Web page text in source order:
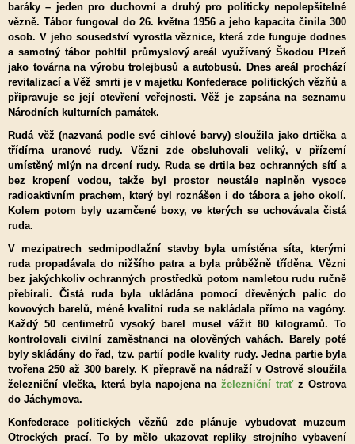
baráky – jeden pro duchovní a druhý pro politicky nepolepšitelné
vězně. Tábor fungoval do 26. května 1956 a jeho kapacita činila 300
osob. V jeho sousedství vyrostla věznice, která zde funguje dodnes
a samotný tábor pohltil průmyslový areál využívaný Škodou Plzeň
jako továrna na výrobu trolejbusů a autobusů. Dnes areál prochází
revitalizací a Věž smrti je v majetku Konfederace politických vězňů a
připravuje se její otevření veřejnosti. Věž je zapsána na seznamu
Národních kulturních památek.
Rudá věž (nazvaná podle své cihlové barvy) sloužila jako drtička a
třídírna uranové rudy. Vězni zde obsluhovali veliký, v přízemí
umístěný mlýn na drcení rudy. Ruda se drtila bez ochranných sítí a
bez kropení vodou, takže byl prostor neustále naplněn vysoce
radioaktivním prachem, který byl roznášen i do tábora a jeho okolí.
Kolem potom byly uzamčené boxy, ve kterých se uchovávala čistá
ruda.
V mezipatrech sedmipodlažní stavby byla umístěna síta, kterými
ruda propadávala do nižšího patra a byla průběžně tříděna. Vězni
bez jakýchkoliv ochranných prostředků potom namletou rudu ručně
přebírali. Čistá ruda byla ukládána pomocí dřevěných palic do
kovových barelů, méně kvalitní ruda se nakládala přímo na vagóny.
Každý 50 centimetrů vysoký barel musel vážit 80 kilogramů. To
kontrolovali civilní zaměstnanci na olověných vahách. Barely poté
byly skládány do řad, tzv. partií podle kvality rudy. Jedna partie byla
tvořena 250 až 300 barely. K přepravě na nádraží v Ostrově sloužila
železniční vlečka, která byla napojena naželezniční traťz Ostrova
do Jáchymova.
Konfederace politických vězňů zde plánuje vybudovat muzeum
Otrockých prací. To by mělo ukazovat repliky strojního vybavení